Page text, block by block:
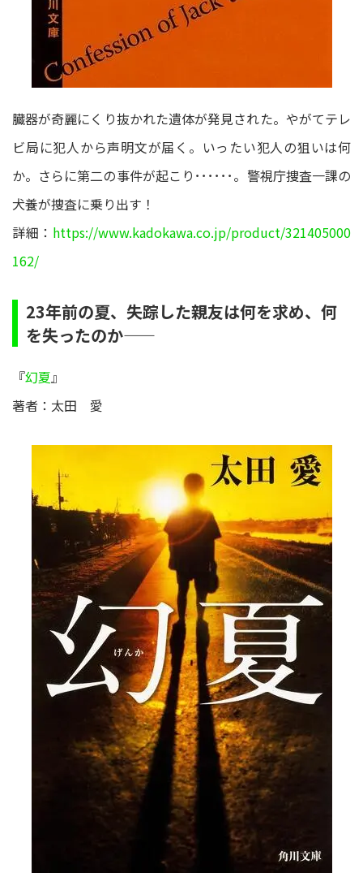
臓器が奇麗にくり抜かれた遺体が発見された。やがてテレ
ビ局に犯人から声明文が届く。いったい犯人の狙いは何
か。さらに第二の事件が起こり･･････。警視庁捜査一課の
犬養が捜査に乗り出す！
詳細： https://www.kadokawa.co.jp/product/321405000
162/
23年前の夏、失踪した親友は何を求め、何
を失ったのか――
『幻夏』
著者：太田 愛